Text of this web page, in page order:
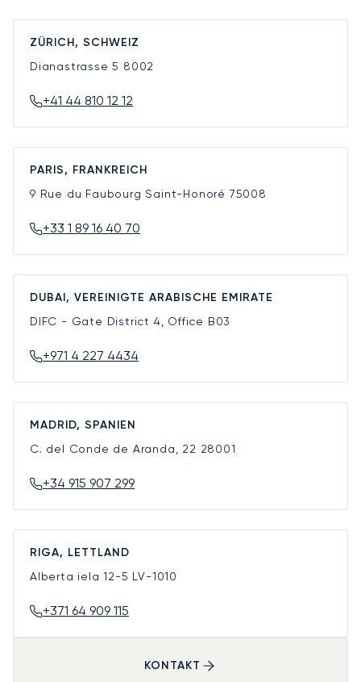
ZÜRICH, SCHWEIZ
Dianastrasse 5 8002
+41 44 810 12 12
PARIS, FRANKREICH
9 Rue du Faubourg Saint-Honoré 75008
+33 1 89 16 40 70
DUBAI, VEREINIGTE ARABISCHE EMIRATE
DIFC - Gate District 4, Office B03
+971 4 227 4434
MADRID, SPANIEN
C. del Conde de Aranda, 22 28001
+34 915 907 299
RIGA, LETTLAND
Alberta iela 12-5 LV-1010
+371 64 909 115
KONTAKT